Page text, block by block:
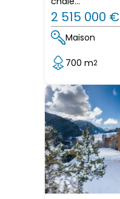
2 515 000 €
Maison
700 m2